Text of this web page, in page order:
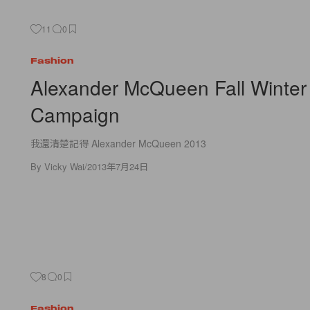
11 0
Fashion
Alexander McQueen Fall
Campaign
我還清楚記得 Alexander McQueen 2013
By Vicky Wai/2013年7月24日
8 0